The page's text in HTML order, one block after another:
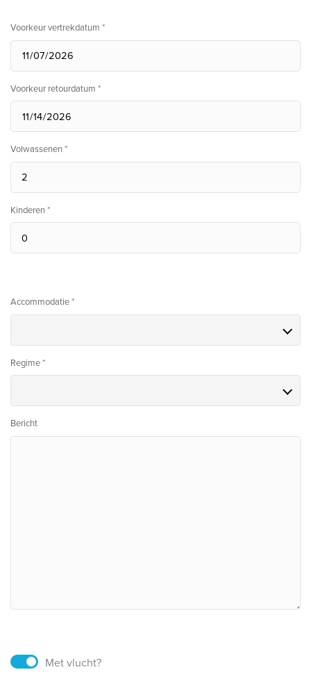
Voorkeur vertrekdatum *
Voorkeur retourdatum *
Volwassenen *
Kinderen *
Accommodatie *
Regime *
Bericht
Met vlucht?